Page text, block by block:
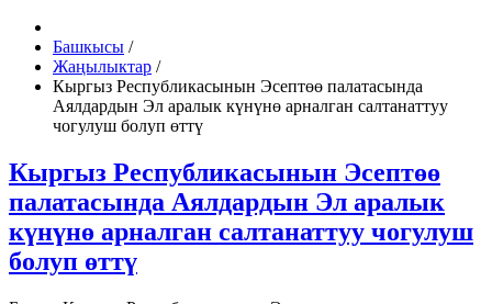
Башкысы /
Жаңылыктар /
Кыргыз Республикасынын Эсептөө палатасында
Аялдардын Эл аралык күнүнө арналган салтанаттуу
чогулуш болуп өттү
Кыргыз Республикасынын Эсептөө
палатасында Аялдардын Эл аралык
күнүнө арналган салтанаттуу чогулуш
болуп өттү